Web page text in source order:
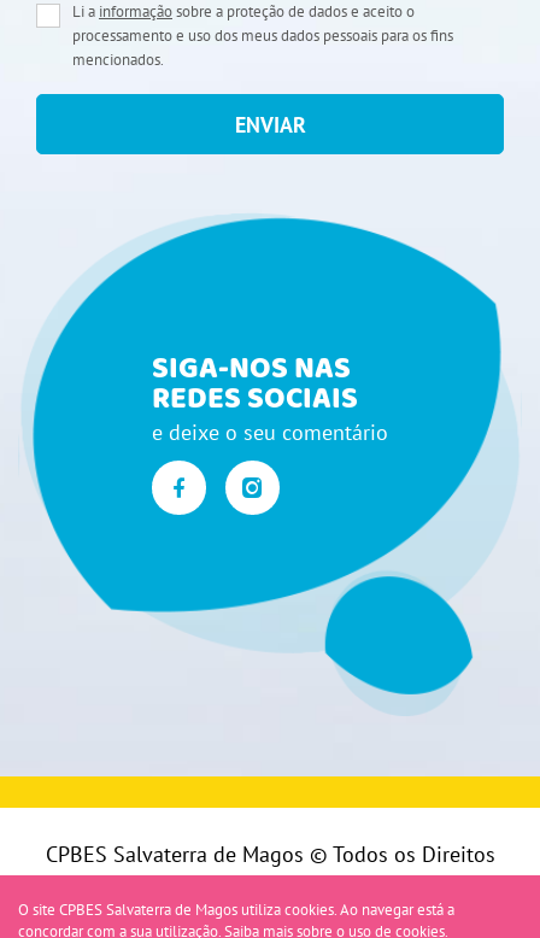
Li a informaçãosobre a proteção de dados e aceito o
processamento e uso dos meus dados pessoais para os fins
mencionados.
ENVIAR
SIGA-NOS NAS
REDES SOCIAIS
e deixe o seu comentário
CPBES Salvaterra de Magos © Todos os Direitos
reclamações
O site CPBES Salvaterra de Magos utiliza cookies. Ao navegar está a
concordar com a sua utilização.Saiba mais sobre o uso de cookies.